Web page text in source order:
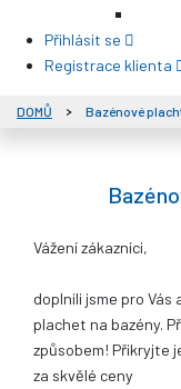
Přihlásit se
Registrace klienta
DOMŮ Bazénové
Vážení zákazníci,
doplnili jsme pro
plachet na bazény.
způsobem! Přikryjte
za skvělé ceny